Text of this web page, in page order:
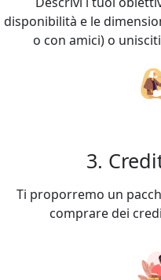
disponibilità e le
o con amici) o
3.
Ti proporremo un
comprare dei